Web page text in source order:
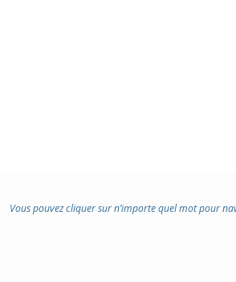
Vous pouvez cliquer sur n’importe quel mot pour